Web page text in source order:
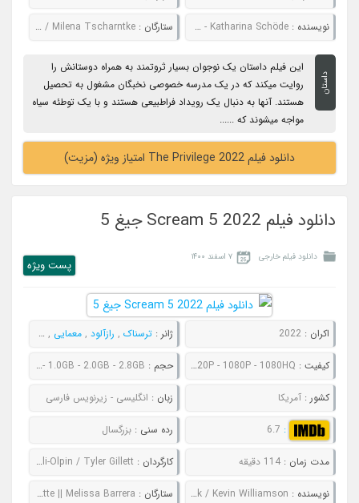
نویسنده :Felix Fuchssteiner - Sebastian Niemann - Katharina Schöde ستارگان : Max Schimmelpfennig / Lea van Acken / Tijan Marei / Milena Tscharntke
داستان
این فیلم داستان یک نوجوان بسیار ثروتمند به همراه دوستانش را
روایت میکند که در یک مدرسه خصوصی نخبگان مشغول به تحصیل
هستند. آنها به دنبال یک رویداد فراطبیعی هستند و با یک توطئه سیاه
مواجه میشوند که ......
دانلود فیلم The Privilege 2022 امتیاز ویژه (مزیت)
دانلود فیلم Scream 5 2022 جیغ 5
دانلود فیلم خارجی ۷ اسفند ۱۴۰۰
پست ويژه
اکران :2022 ژانر : ترسناک , رازآلود , معمایی , هیجان
کیفیت : 480P - 720P - 1080P - 1080HQ حجم : 734MB - 1.0GB - 2.0GB - 2.8GB
کشور :آمریکا زبان : انگلیسی - زیرنویس فارسی
:
6.7 رده سنی : بزرگسال
مدت زمان :114 دقیقه کارگردان : Matt Bettinelli-Olpin / Tyler Gillett
نویسنده : James Vanderbilt / Guy Busick / Kevin Williamson ستارگان : Neve Campbell || Courteney Cox || David Arquette || Melissa Barrera